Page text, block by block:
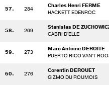
57. 284
Charles Henri FERME
HACKETT EDENROC
58. 269
Stanislas DE
CABRI D'ELLE
59. 273
Marc Antoine DEROITE
PUERTO RICO VAN'T
60. 276
Corentin DEROUET
GIZMO DU ROUMOIS